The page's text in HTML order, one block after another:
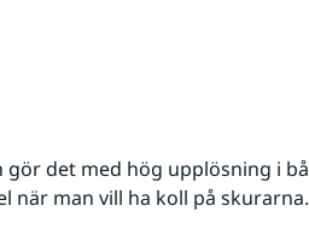
det med hög upplösning i
när man vill ha koll på skurarna.